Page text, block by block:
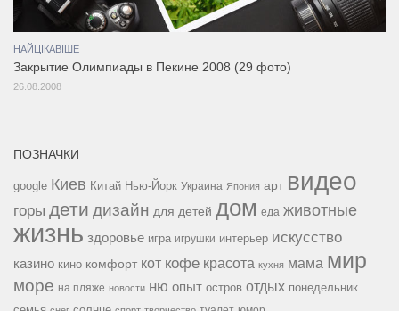
НАЙЦІКАВІШЕ
Закрытие Олимпиады в Пекине 2008 (29 фото)
26.08.2008
ПОЗНАЧКИ
google Киев Китай Нью-Йорк Украина Япония арт видео
горы дети дизайн для детей дом еда животные
жизнь здоровье игра игрушки интерьер искусство
казино кино комфорт кот кофе красота кухня мама мир
море на пляже новости ню опыт остров отдых понедельник